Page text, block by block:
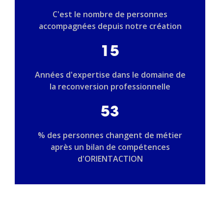
C'est le nombre de personnes
accompagnées depuis notre création
15
Années d'expertise dans le domaine de
la reconversion professionnelle
53
% des personnes changent de métier
après un bilan de compétences
d'ORIENTACTION